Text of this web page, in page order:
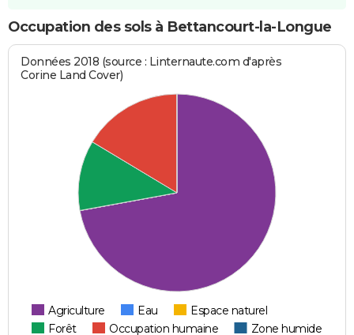
Occupation des sols à Bettancourt-la-Longue
Données 2018 (source : Linternaute.com d'après
Corine Land Cover)
Agriculture Eau
Espace naturel
Forêt
Occupation humaine Zone humide